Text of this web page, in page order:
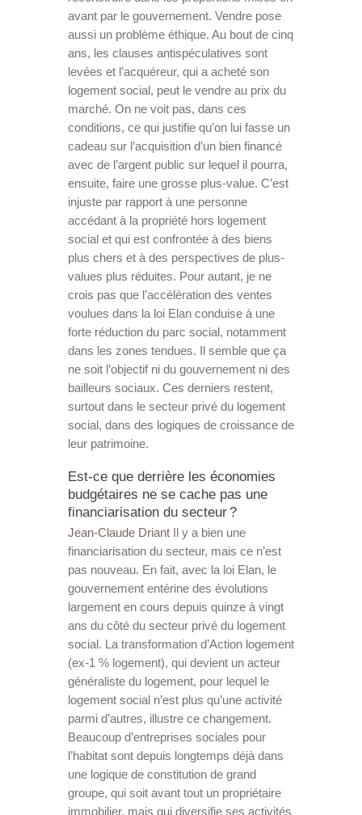
avant par le gouvernement. Vendre pose
aussi un problème éthique. Au bout de cinq
ans, les clauses antispéculatives sont
levées et l’acquéreur, qui a acheté son
logement social, peut le vendre au prix du
marché. On ne voit pas, dans ces
conditions, ce qui justifie qu’on lui fasse un
cadeau sur l’acquisition d’un bien financé
avec de l’argent public sur lequel il pourra,
ensuite, faire une grosse plus-value. C’est
injuste par rapport à une personne
accédant à la propriété hors logement
social et qui est confrontée à des biens
plus chers et à des perspectives de plus-
values plus réduites. Pour autant, je ne
crois pas que l’accélération des ventes
voulues dans la loi Elan conduise à une
forte réduction du parc social, notamment
dans les zones tendues. Il semble que ça
ne soit l’objectif ni du gouvernement ni des
bailleurs sociaux. Ces derniers restent,
surtout dans le secteur privé du logement
social, dans des logiques de croissance de
leur patrimoine.
Est-ce que derrière les économies
budgétaires ne se cache pas une
financiarisation du secteur ?
Jean-Claude Driant Il y a bien une
financiarisation du secteur, mais ce n’est
pas nouveau. En fait, avec la loi Elan, le
gouvernement entérine des évolutions
largement en cours depuis quinze à vingt
ans du côté du secteur privé du logement
social. La transformation d’Action logement
(ex-1 % logement), qui devient un acteur
généraliste du logement, pour lequel le
logement social n’est plus qu’une activité
parmi d’autres, illustre ce changement.
Beaucoup d’entreprises sociales pour
l’habitat sont depuis longtemps déjà dans
une logique de constitution de grand
groupe, qui soit avant tout un propriétaire
immobilier, mais qui diversifie ses activités